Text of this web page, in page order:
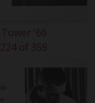
Tower '66
224 of 359